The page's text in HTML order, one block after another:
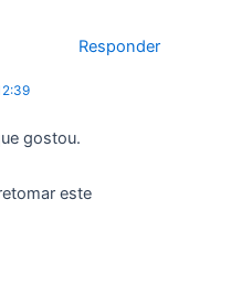
Responder
gostou.
este